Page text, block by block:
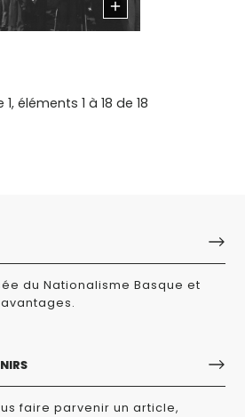
1, éléments 1 à 18 de 18
du Nationalisme Basque et
faire parvenir un article,